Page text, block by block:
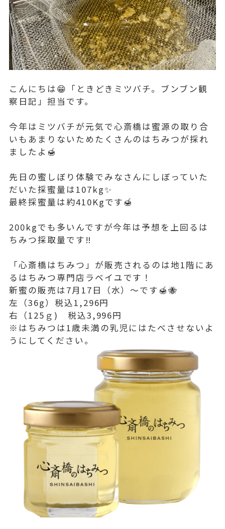
こんにちは😁「ときどきミツバチ。ブンブン観
察日記」担当です。
今年はミツバチが元気で心斎橋は蜜源の取り合
いもあまりないためたくさんのはちみつが採れ
ましたよ🍯
先日の蜜しぼり体験でみなさんにしぼっていた
だいた採蜜量は107kg✨
最終採蜜量は約410Kgです🍯
200kgでも多いんですが今年は予想を上回るは
ちみつ採取量です‼️
「心斎橋はちみつ」が販売されるのは地1階にあ
るはちみつ専門店ラベイユです！
新蜜の販売は7月17日（水）〜です🍯🐝
左（36g）税込1,296円
右（125ｇ) 税込3,996円
※はちみつは1歳未満の乳児にはたべさせないよ
うにしてください。